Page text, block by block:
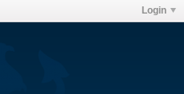
Login